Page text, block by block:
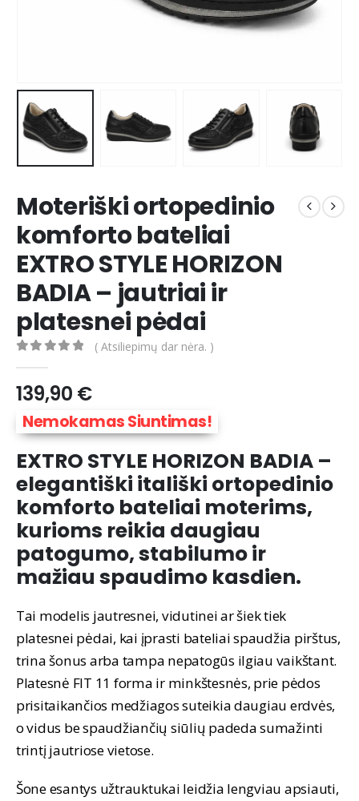
Moteriški ortopedinio
komforto bateliai
EXTRO STYLE HORIZON
BADIA – jautriai ir
platesnei pėdai
( Atsiliepimų dar nėra. )
139,90 €
Nemokamas Siuntimas!
EXTRO STYLE HORIZON BADIA –
elegantiški itališki ortopedinio
komforto bateliai moterims,
kurioms reikia daugiau
patogumo, stabilumo ir
mažiau spaudimo kasdien.
Tai modelis jautresnei, vidutinei ar šiek tiek
platesnei pėdai, kai įprasti bateliai spaudžia pirštus,
trina šonus arba tampa nepatogūs ilgiau vaikštant.
Platesnė FIT 11 forma ir minkštesnės, prie pėdos
prisitaikančios medžiagos suteikia daugiau erdvės,
o vidus be spaudžiančių siūlių padeda sumažinti
trintį jautriose vietose.
Šone esantys užtrauktukai leidžia lengviau apsiauti,